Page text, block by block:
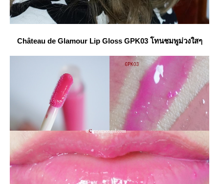
Château de Glamour Lip Gloss GPK03 โทนชมพูม่วงใสๆ